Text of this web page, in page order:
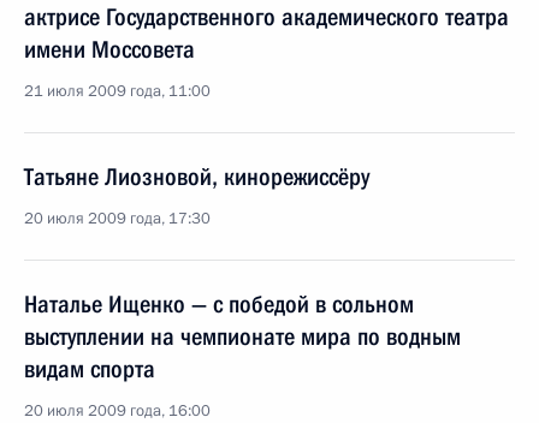
актрисе Государственного академического театра
имени Моссовета
21 июля 2009 года, 11:00
Татьяне Лиозновой, кинорежиссёру
20 июля 2009 года, 17:30
Наталье Ищенко — с победой в сольном
выступлении на чемпионате мира по водным
видам спорта
20 июля 2009 года, 16:00